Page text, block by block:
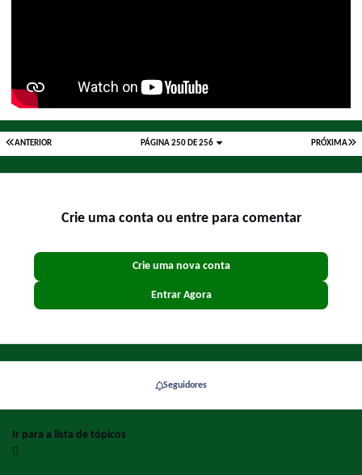
ANTERIOR PRÓXIMA
PÁGINA 250 DE 256
Crie uma conta ou entre para comentar
Crie uma nova conta
Entrar Agora
Seguidores
Ir para a lista de tópicos